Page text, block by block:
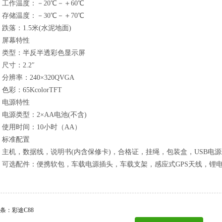
温度：－20℃－＋60℃
温度：－30℃－＋70℃
：1.5米(水泥地面)
特性
：半反半透彩色显示屏
：2.2″
率：240×320QVGA
：65KcolorTFT
特性
类型：2×AA电池(不含)
时间：10小时（AA）
配置
，数据线，说明书(内含保修卡)，合格证，挂绳，包装盒，USB电
配件：便携软包，车载电源插头，车载支架，感应式GPS天线，锂
：彩途C88